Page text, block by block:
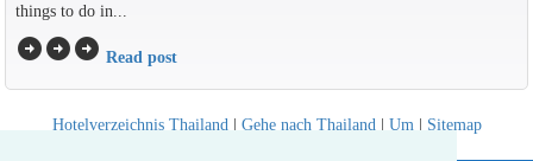
things to do in...
arrow_circle_rightarrow_circle_rightarrow_circle_right Read post
Hotelverzeichnis Thailand | Gehe nach Thailand | Um | Sitemap